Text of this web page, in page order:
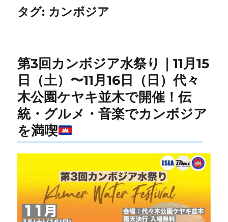
タグ: カンボジア
第3回カンボジア水祭り｜11月15
日（土）〜11月16日（日）代々
木公園ケヤキ並木で開催！伝
統・グルメ・音楽でカンボジア
を満喫